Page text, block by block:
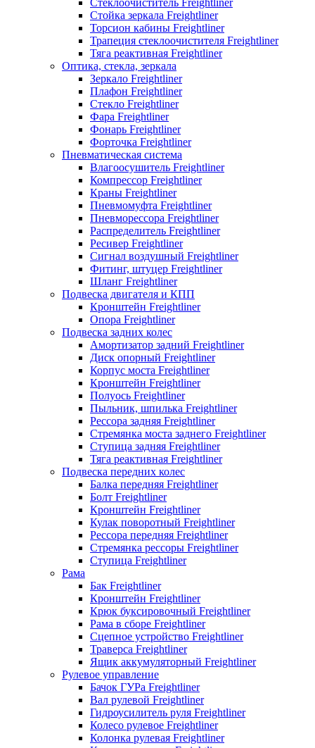
Стойка зеркала Freightliner
Торсион кабины Freightliner
Трапеция стеклоочистителя Freightliner
Тяга реактивная Freightliner
Оптика, стекла, зеркала
Зеркало Freightliner
Плафон Freightliner
Стекло Freightliner
Фара Freightliner
Фонарь Freightliner
Форточка Freightliner
Пневматическая система
Влагоосушитель Freightliner
Компрессор Freightliner
Краны Freightliner
Пневмомуфта Freightliner
Пневморессора Freightliner
Распределитель Freightliner
Ресивер Freightliner
Сигнал воздушный Freightliner
Фитинг, штуцер Freightliner
Шланг Freightliner
Подвеска двигателя и КПП
Кронштейн Freightliner
Опора Freightliner
Подвеска задних колес
Амортизатор задний Freightliner
Диск опорный Freightliner
Корпус моста Freightliner
Кронштейн Freightliner
Полуось Freightliner
Пыльник, шпилька Freightliner
Рессора задняя Freightliner
Стремянка моста заднего Freightliner
Ступица задняя Freightliner
Тяга реактивная Freightliner
Подвеска передних колес
Балка передняя Freightliner
Болт Freightliner
Кронштейн Freightliner
Кулак поворотный Freightliner
Рессора передняя Freightliner
Стремянка рессоры Freightliner
Ступица Freightliner
Рама
Бак Freightliner
Кронштейн Freightliner
Крюк буксировочный Freightliner
Рама в сборе Freightliner
Сцепное устройство Freightliner
Траверса Freightliner
Ящик аккумуляторный Freightliner
Рулевое управление
Бачок ГУРа Freightliner
Вал рулевой Freightliner
Гидроусилитель руля Freightliner
Колесо рулевое Freightliner
Колонка рулевая Freightliner